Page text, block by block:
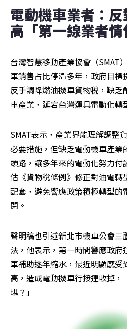
電動機車業者：
高「第一線業者情
台灣智慧移動產業協會（SMAT
車銷售占比停滯多年，政府目
反手調降燃油機車貨物稅，缺
車產業，延宕台灣運具電動化轉
SMAT表示，產業界能理解調整
必要措施，但缺乏電動機車產業
頭路，讓多年來的電動化努力
估《貨物稅條例》修正對油電
配套，避免響應政策積極轉型的
閉。
聲明稿也引述新北市機車公會三
法，他表示，第一時間響應政
車補助逐年縮水，最近明顯感
高，造成電動機車行接連收掉
堪？」